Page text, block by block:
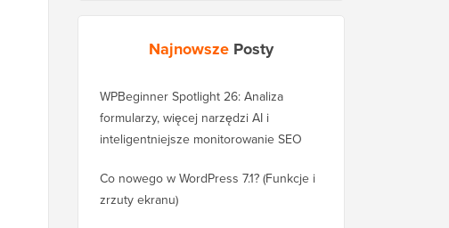
Najnowsze Posty
WPBeginner Spotlight 26: Analiza
formularzy, więcej narzędzi AI i
inteligentniejsze monitorowanie SEO
Co nowego w WordPress 7.1? (Funkcje i
zrzuty ekranu)